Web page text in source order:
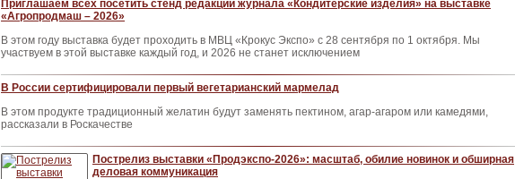
Приглашаем всех посетить стенд редакции журнала «Кондитерские изделия» на выставке
«Агропродмаш – 2026»
В этом году выставка будет проходить в МВЦ «Крокус Экспо» с 28 сентября по 1 октября. Мы
участвуем в этой выставке каждый год, и 2026 не станет исключением
В России сертифицировали первый вегетарианский мармелад
В этом продукте традиционный желатин будут заменять пектином, агар-агаром или камедями,
рассказали в Роскачестве
Пострелиз выставки «Продэкспо-2026»: масштаб, обилие новинок и обширная
деловая коммуникация